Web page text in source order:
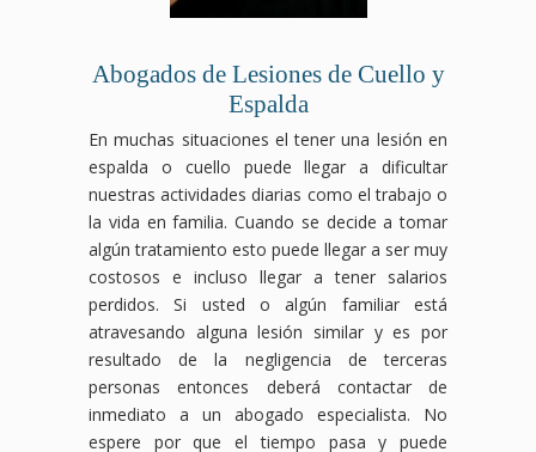
Abogados de Lesiones de Cuello y
Espalda
En muchas situaciones el tener una lesión en
espalda o cuello puede llegar a dificultar
nuestras actividades diarias como el trabajo o
la vida en familia. Cuando se decide a tomar
algún tratamiento esto puede llegar a ser muy
costosos e incluso llegar a tener salarios
perdidos. Si usted o algún familiar está
atravesando alguna lesión similar y es por
resultado de la negligencia de terceras
personas entonces deberá contactar de
inmediato a un abogado especialista. No
espere por que el tiempo pasa y puede